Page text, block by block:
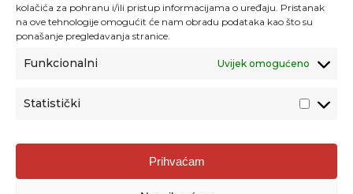
kolačića za pohranu i/ili pristup informacijama o uređaju. Pristanak
na ove tehnologije omogućit će nam obradu podataka kao što su
ponašanje pregledavanja stranice.
Funkcionalni Uvijek omogućeno
Statistički
Prihvaćam
Agencija za odgoj i obrazovanje
Donje Svetice 38, 10000 Zagreb